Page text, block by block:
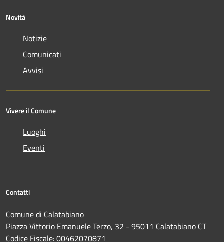
Novità
Notizie
Comunicati
Avvisi
Vivere il Comune
Luoghi
Eventi
Contatti
Comune di Calatabiano
Piazza Vittorio Emanuele Terzo, 32 - 95011 Calatabiano CT
Codice Fiscale: 00462070871